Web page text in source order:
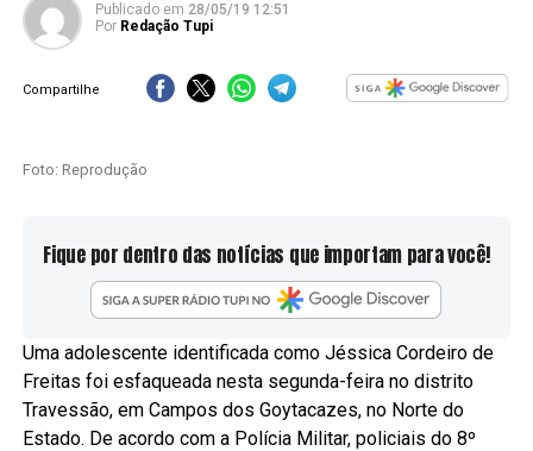
Publicado em 28/05/19 12:51
Por Redação Tupi
Compartilhe
Foto: Reprodução
Fique por dentro das notícias que importam para você!
Uma adolescente identificada como Jéssica Cordeiro de
Freitas foi esfaqueada nesta segunda-feira no distrito
Travessão, em Campos dos Goytacazes, no Norte do
Estado. De acordo com a Polícia Militar, policiais do 8º